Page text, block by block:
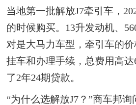
当地第一批解放J7牵引车，
的时候购买。13升发动机、
对是大马力车型，牵引车的
挂车和办理手续，总费用高
了2年24期贷款。
“为什么选解放J7？”商车邦询